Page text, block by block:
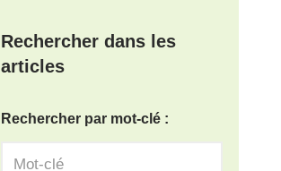
Rechercher dans les
articles
Rechercher par mot-clé :